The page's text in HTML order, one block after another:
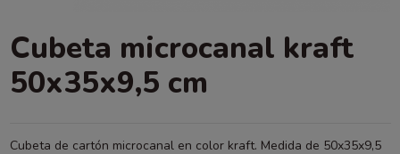
Cubeta microcanal kraft
50x35x9,5 cm
Cubeta de cartón microcanal en color kraft. Medida de 50x35x9,5